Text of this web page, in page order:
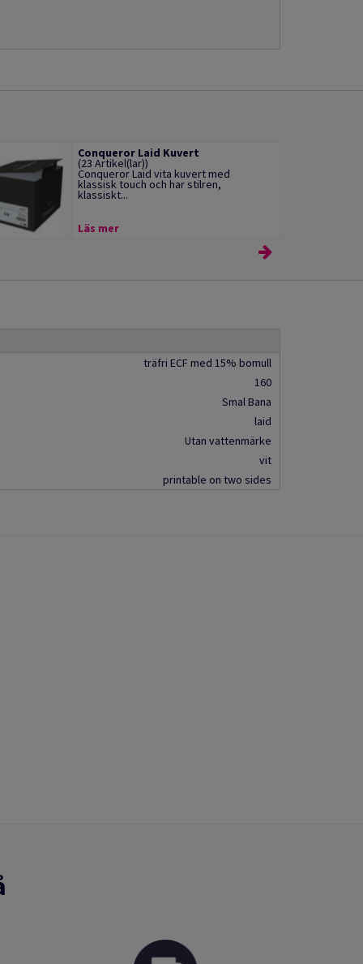
Conqueror Laid Kuvert
(23 Artikel(lar))
Conqueror Laid vita kuvert med
klassisk touch och har stilren,
klassiskt...
Läs mer
träfri ECF med 15% bomull
160
Smal Bana
laid
Utan vattenmärke
vit
printable on two sides